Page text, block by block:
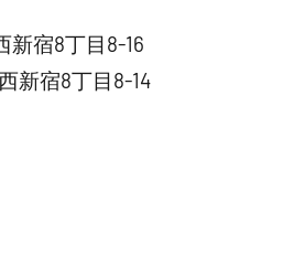
新宿8丁目8-16
新宿8丁目8-14